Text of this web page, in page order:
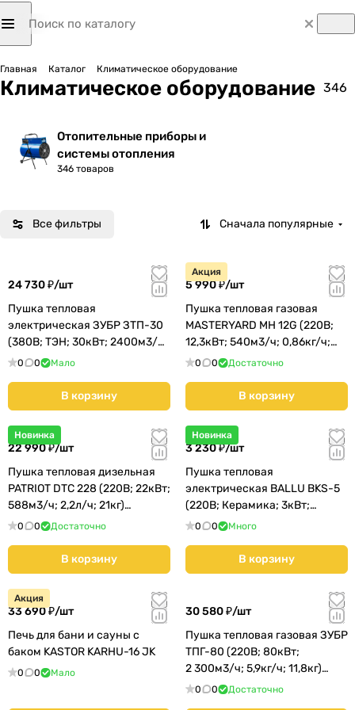
Главная Каталог Климатическое оборудование
Климатическое оборудование 346
Отопительные приборы и
системы отопления
346 товаров
Все фильтры Сначала популярные
24 730 ₽/шт
Пушка тепловая
электрическая ЗУБР ЗТП-30
(380В; ТЭН; 30кВт; 2400м3/ч;
28кг) КМС01
0 0 Мало
В корзину
Акция
5 990 ₽/шт
Пушка тепловая газовая
MASTERYARD MH 12G (220В;
12,3кВт; 540м3/ч; 0,86кг/ч;
5,1кг)
0 0 Достаточно
В корзину
Новинка
22 990 ₽/шт
Пушка тепловая дизельная
PATRIOT DTC 228 (220В; 22кВт;
588м3/ч; 2,2л/ч; 21кг)
(633703023)
0 0 Достаточно
В корзину
Новинка
3 230 ₽/шт
Пушка тепловая
электрическая BALLU BKS-5
(220В; Керамика; 3кВт;
150м3/ч; 1,4кг) (НС-1509124)
0 0 Много
В корзину
Акция
33 690 ₽/шт
Печь для бани и сауны с
баком KASTOR KARHU-16 JK
0 0 Мало
30 580 ₽/шт
Пушка тепловая газовая ЗУБР
ТПГ-80 (220В; 80кВт;
2 300м3/ч; 5,9кг/ч; 11,8кг)
КМС01
0 0 Достаточно